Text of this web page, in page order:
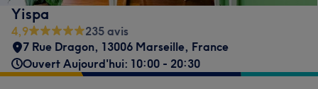
Yispa
4,9
235 avis
7 Rue Dragon, 13006 Marseille, France
Ouvert Aujourd'hui: 10:00 - 20:30